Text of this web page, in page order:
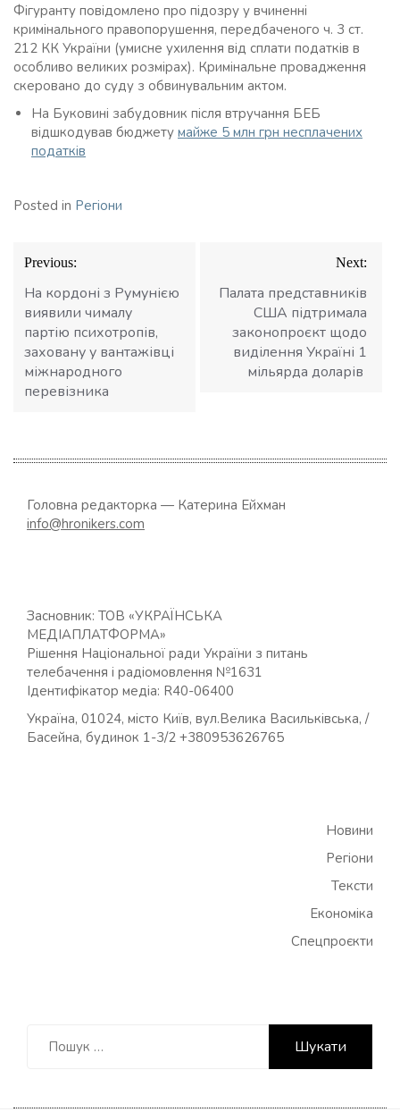
Фігуранту повідомлено про підозру у вчиненні
кримінального правопорушення, передбаченого ч. 3 ст.
212 КК України (умисне ухилення від сплати податків в
особливо великих розмірах). Кримінальне провадження
скеровано до суду з обвинувальним актом.
На Буковині забудовник після втручання БЕБ
відшкодував бюджету майже 5 млн грн несплачених
податків
Posted in Регіони
Навігація
записів
Previous:
На кордоні з Румунією
виявили чималу
партію психотропів,
заховану у вантажівці
міжнародного
перевізника
Next:
Палата представників
США підтримала
законопроєкт щодо
виділення Україні 1
мільярда доларів
Головна редакторка — Катерина Ейхман
info@hronikers.com
Засновник: ТОВ «УКРАЇНСЬКА
МЕДІАПЛАТФОРМА»
Рішення Національної ради України з питань
телебачення і радіомовлення №1631
Ідентифікатор медіа: R40-06400
Україна, 01024, місто Київ, вул.Велика Васильківська, /
Басейна, будинок 1-3/2 +380953626765
Новини
Регіони
Тексти
Економіка
Спецпроєкти